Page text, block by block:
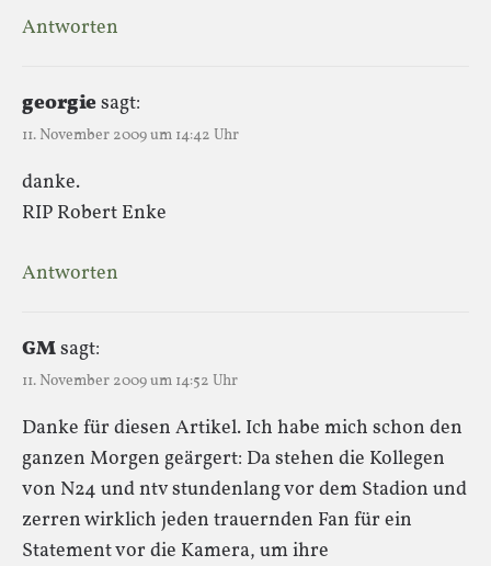
Antworten
georgiesagt:
11. November 2009 um 14:42 Uhr
danke.
RIP Robert Enke
Antworten
GMsagt:
11. November 2009 um 14:52 Uhr
Danke für diesen Artikel. Ich habe mich schon den
ganzen Morgen geärgert: Da stehen die Kollegen
von N24 und ntv stundenlang vor dem Stadion und
zerren wirklich jeden trauernden Fan für ein
Statement vor die Kamera, um ihre